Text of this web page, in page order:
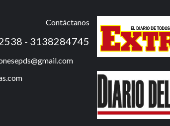
Contáctanos
- 3138284745